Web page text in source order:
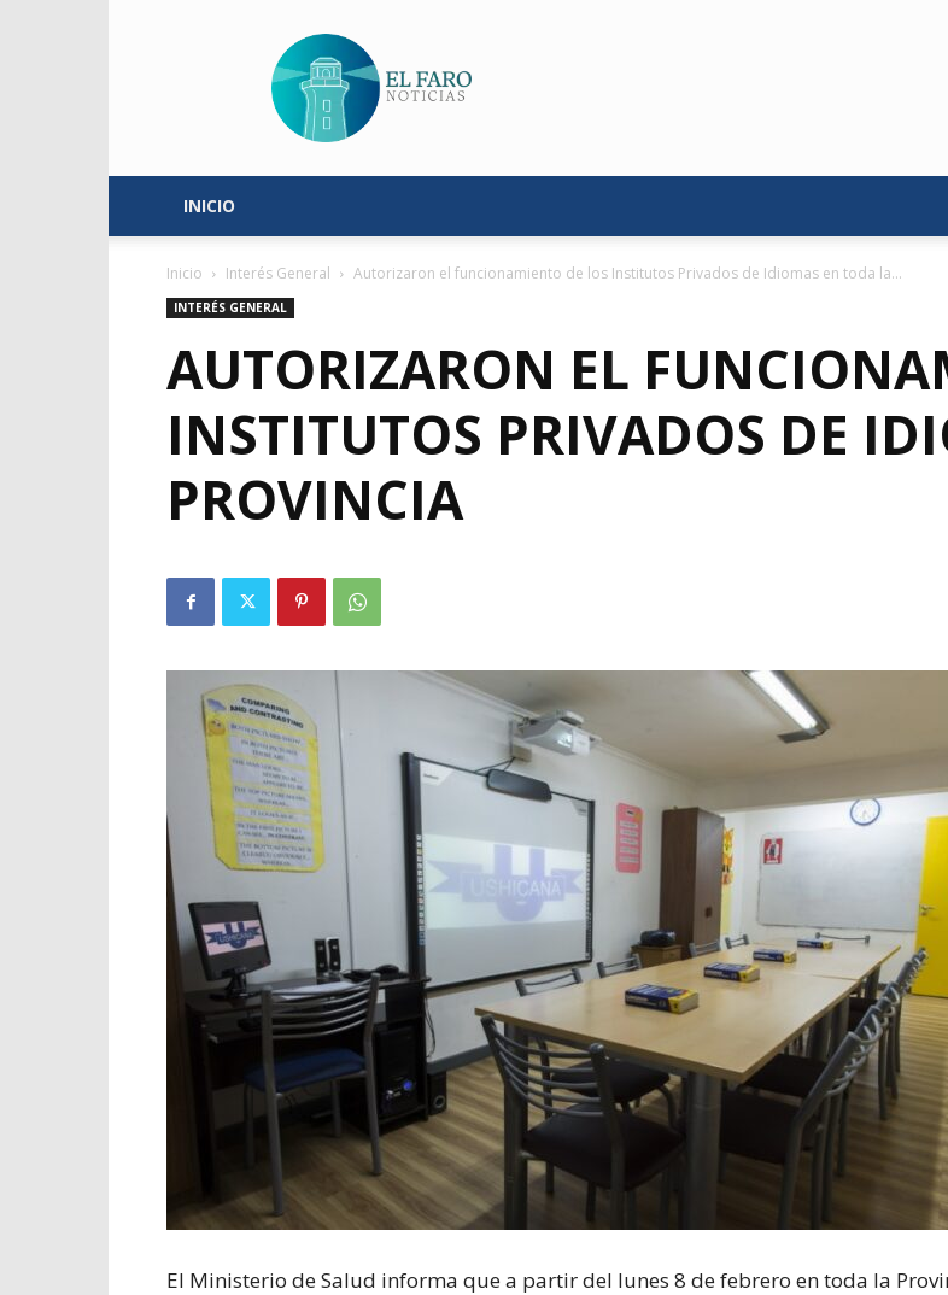
Faro
Noticias
INICIO
Inicio Interés General Autorizaron el funcionamiento de los Institutos Privados de Idiomas en toda la...
INTERÉS GENERAL
AUTORIZARON EL
INSTITUTOS PRIVADOS DE
PROVINCIA
El Ministerio de Salud informa que a partir del lunes 8 de febrero en toda la